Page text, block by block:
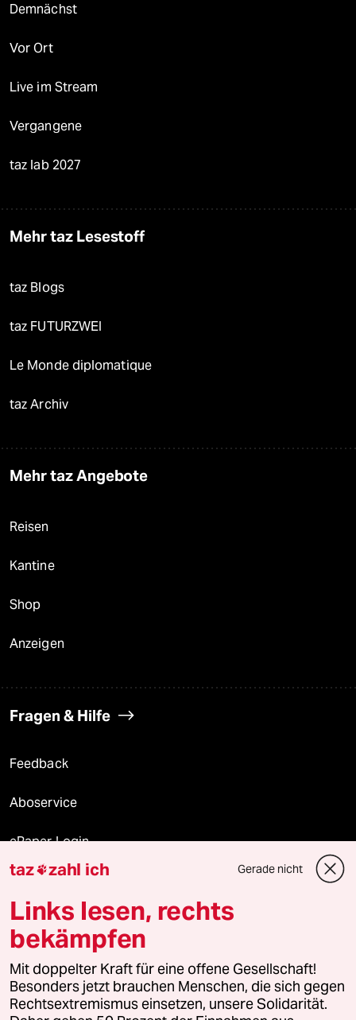
Demnächst
Vor Ort
Live im Stream
Vergangene
taz lab 2027
Mehr taz Lesestoff
taz Blogs
taz FUTURZWEI
Le Monde diplomatique
taz Archiv
Mehr taz Angebote
Reisen
Kantine
Shop
Anzeigen
Fragen & Hilfe
Feedback
Aboservice
ePaper Login
Downloads für Abonnierende
© 2026 taz Verlags und Vertriebs GmbH
Alle Rechte vorbehalten. Bei rechtlichen Fragen oder für Genehmigungen
wenden Sie sich bitte an
lizenzen@taz.de
taz zahl ich Gerade nicht
Links lesen, rechts
bekämpfen
Mit doppelter Kraft für eine offene Gesellschaft!
Besonders jetzt brauchen Menschen, die sich gegen
Rechtsextremismus einsetzen, unsere Solidarität.